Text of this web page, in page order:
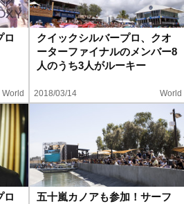
ロ
World
クイックシルバープロ、クオ
ーターファイナルのメンバー8
人のうち3人がルーキー
2018/03/14 World
ロ
五十嵐カノアも参加！サーフ
US ON